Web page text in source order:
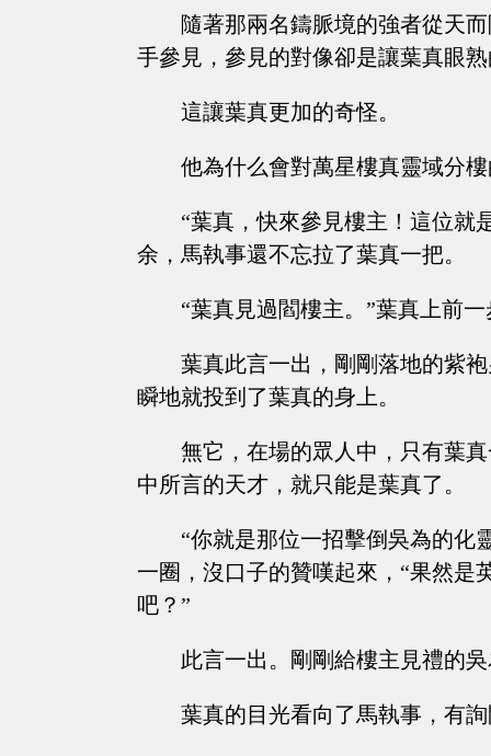
隨著那兩名鑄脈境的強者從天
手參見，參見的對像卻是讓葉真眼
這讓葉真更加的奇怪。
他為什么會對萬星樓真靈域分
“葉真，快來參見樓主！這位就
余，馬執事還不忘拉了葉真一把。
“葉真見過閻樓主。”葉真上前
葉真此言一出，剛剛落地的紫
瞬地就投到了葉真的身上。
無它，在場的眾人中，只有葉
中所言的天才，就只能是葉真了。
“你就是那位一招擊倒吳為的化
一圈，沒口子的贊嘆起來，“果然是
吧？”
此言一出。剛剛給樓主見禮的
葉真的目光看向了馬執事，有